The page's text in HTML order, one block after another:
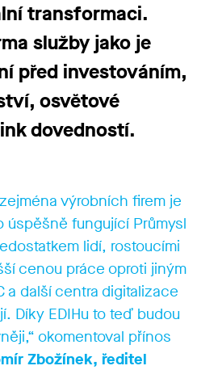
transformaci.
služby jako je
před investováním,
osvětové
dovedností.
výrobních firem je
úspěšně fungující Průmysl
lidí, rostoucími
cenou práce oproti jiným
a další centra digitalizace
Díky EDIHu to teď budou
okomentoval přínos
Zbožínek, ředitel